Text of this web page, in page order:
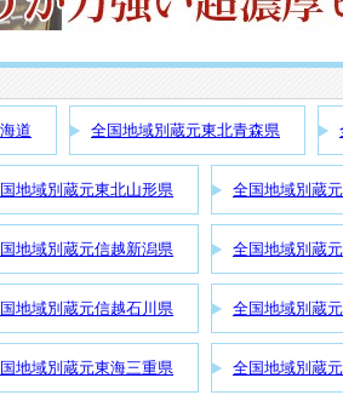
道 全国地域別蔵元東北青森県
地域別蔵元東北山形県 全国地域別蔵
地域別蔵元信越新潟県 全国地域別蔵
地域別蔵元信越石川県 全国地域別蔵
地域別蔵元東海三重県 全国地域別蔵